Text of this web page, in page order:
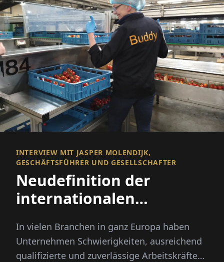
INTERVIEW MIT JASPER MOLENDIJK,
GESCHÄFTSFÜHRER UND GESELLSCHAFTER
Neudefinition der
internationalen
In vielen Branchen in ganz Europa haben
Unternehmen Schwierigkeiten, ausreichend
qualifizierte und zuverlässige Arbeitskräfte